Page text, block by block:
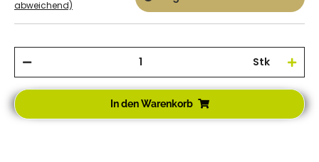
abweichend)
Stk
In den Warenkorb